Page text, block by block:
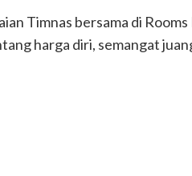
Timnas bersama di
harga diri, semangat